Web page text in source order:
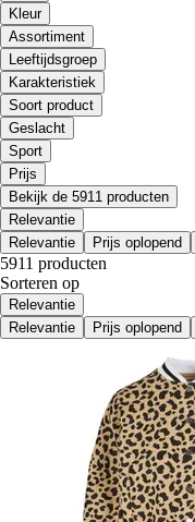
Kleur
Assortiment
Leeftijdsgroep
Karakteristiek
Soort product
Geslacht
Sport
Prijs
Bekijk de 5911 producten
Relevantie
Relevantie
Prijs oplopend
5911 producten
Sorteren op
Relevantie
Relevantie
Prijs oplopend